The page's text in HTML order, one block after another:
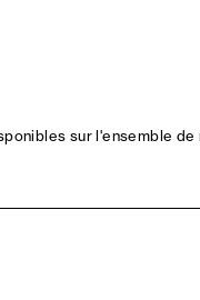
sur l'ensemble de